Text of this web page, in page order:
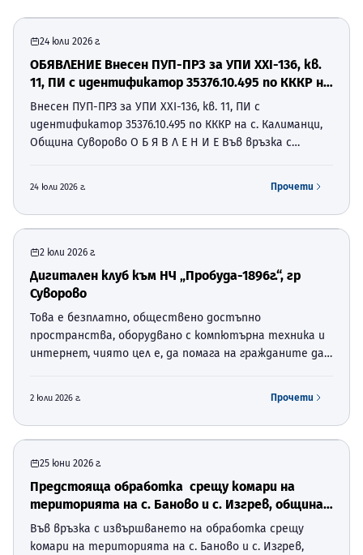
24 юли 2026 г.
ОБЯВЛЕНИЕ Внесен ПУП-ПРЗ за УПИ ХХI-136, кв.
11, ПИ с идентификатор 35376.10.495 по КККР на
с. Калиманци, Община Суворово
Внесен ПУП-ПРЗ за УПИ ХХI-136, кв. 11, ПИ с
идентификатор 35376.10.495 по КККР на с. Калиманци,
Община Суворово О Б Я В Л Е Н И Е Във връзка с
24 юли 2026 г. Прочети
2 юли 2026 г.
Дигитален клуб към НЧ „Пробуда-1896г.“, гр
Суворово
Това е безплатно, обществено достъпно
пространства, оборудвано с компютърна техника и
интернет, чиято цел е, да помага на гражданите да
2 юли 2026 г. Прочети
25 юни 2026 г.
Предстояща обработка срещу комари на
територията на с. Баново и с. Изгрев, община
Суворово,
Във връзка с извършването на обработка срещу
комари на територията на с. Баново и с. Изгрев,